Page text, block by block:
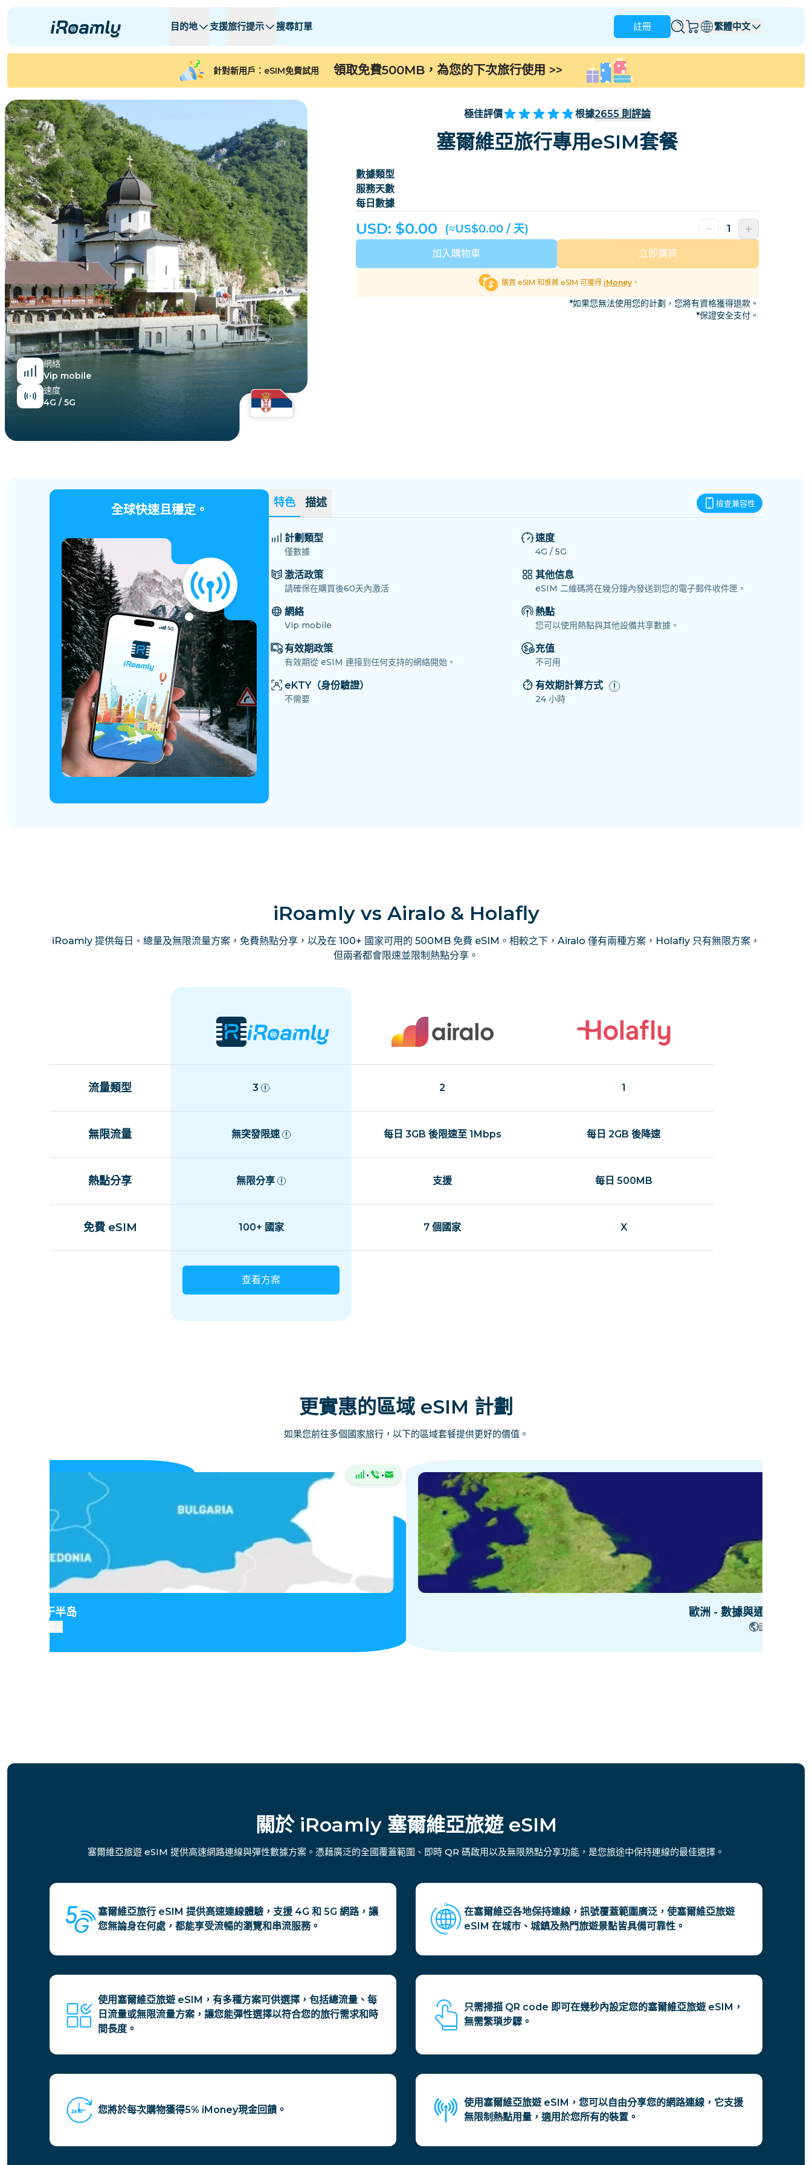
目的地 支援旅行提示 搜尋訂單 註冊 繁體中文
區域 eSIMs
所有目的地 J - O P - S
阿爾及利亞 安道爾 安圭拉
阿根廷
亞塞拜然
比利时 波斯尼亚和黑塞哥维那 巴西
保加利亚 柬埔寨
乍得
コンゴ共和国 哥斯大黎加 象牙海岸 塞浦路斯
捷克共和國 多米尼克
埃及 愛沙尼亞
探索所有目的地
所有目的地 J - O P - S
中國 歐洲
針對新用戶：eSIM免費試用 領取免費500MB，為您的下次旅行使用 >>
網絡
Vip mobile
速度
4G / 5G
極佳評價 根據2655 則評論
塞爾維亞旅行專用eSIM套餐
數據類型
服務天數
每日數據
USD: $0.00 (≈US$0.00 / 天)
加入購物車 立即購買
購買 eSIM 和推薦 eSIM 可獲得 iMoney。
*如果您無法使用您的計劃，您將有資格獲得退款。
*保證安全支付。
全球快速且穩定。 特色 描述 檢查兼容性
計劃類型
僅數據
激活政策
請確保在購買後60天內激活
網絡
Vip mobile
有效期政策
有效期從 eSIM 連接到任何支持的網絡開始。
eKTY（身份驗證）
不需要
速度
4G / 5G
其他信息
eSIM 二維碼將在幾分鐘內發送到您的電子郵件收件匣。
熱點
您可以使用熱點與其他設備共享數據。
充值
不可用
有效期計算方式
24 小時
iRoamly vs Airalo & Holafly
iRoamly 提供每日、總量及無限流量方案，免費熱點分享，以及在 100+ 國家可用的 500MB 免費 eSIM。相較之下，Airalo 僅有兩種方案，Holafly 只有無限方案，
但兩者都會限速並限制熱點分享。
流量類型 3 2 1
無限流量 無突發限速 每日 3GB 後限速至 1Mbps 每日 2GB 後降速
熱點分享 無限分享 支援 每日 500MB
免費 eSIM 100+ 國家 7 個國家 X
查看方案
更實惠的區域 eSIM 計劃
如果您前往多個國家旅行，以下的區域套餐提供更好的價值。
· ·
巴尔干半岛 歐洲 - 數據與通話 - 48
國家
關於 iRoamly 塞爾維亞旅遊 eSIM
塞爾維亞旅遊 eSIM 提供高速網路連線與彈性數據方案。憑藉廣泛的全國覆蓋範圍、即時 QR 碼啟用以及無限熱點分享功能，是您旅途中保持連線的最佳選擇。
塞爾維亞旅行 eSIM 提供高速連線體驗，支援 4G 和 5G 網路，讓
您無論身在何處，都能享受流暢的瀏覽和串流服務。
在塞爾維亞各地保持連線，訊號覆蓋範圍廣泛，使塞爾維亞旅遊
eSIM 在城市、城鎮及熱門旅遊景點皆具備可靠性。
使用塞爾維亞旅遊 eSIM，有多種方案可供選擇，包括總流量、每
日流量或無限流量方案，讓您能彈性選擇以符合您的旅行需求和時
間長度。
只需掃描 QR code 即可在幾秒內設定您的塞爾維亞旅遊 eSIM，
無需繁瑣步驟。
您將於每次購物獲得5% iMoney現金回饋。
使用塞爾維亞旅遊 eSIM，您可以自由分享您的網路連線，它支援
無限制熱點用量，適用於您所有的裝置。